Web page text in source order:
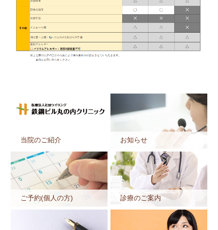
当院のご紹介 お知らせ
ご予約(個人の方) 診療のご案内